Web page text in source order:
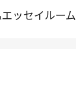
ッセイルーム